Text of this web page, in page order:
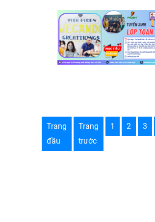
Trang
đầu
Trang
trước
1 2 3